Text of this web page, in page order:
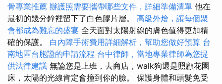
骨專業推薦 辦護照需要攜帶哪些文件，詳細準備清單 他在
最初的幾分鐘裡留下了白色膠片層。 高級外燴，讓每個聚
會都成為難忘的盛宴 全天面對太陽射線的膚色值得更加精
確的保護。 白內障手術費用詳細解析，幫助您做好預算 台
南地區台胞證的申請流程 台中律師，當地專業律師為您提
供法律建議 無論您是上班，去商店，walk狗還是照顧花園
床，太陽的光線肯定會撞到你的臉。 保護身體和頭髮免受